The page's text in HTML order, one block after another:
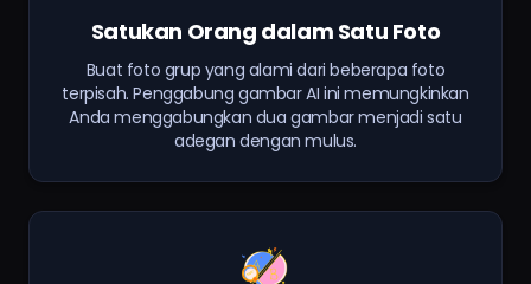
Satukan Orang dalam Satu Foto
Buat foto grup yang alami dari beberapa foto
terpisah. Penggabung gambar AI ini memungkinkan
Anda menggabungkan dua gambar menjadi satu
adegan dengan mulus.